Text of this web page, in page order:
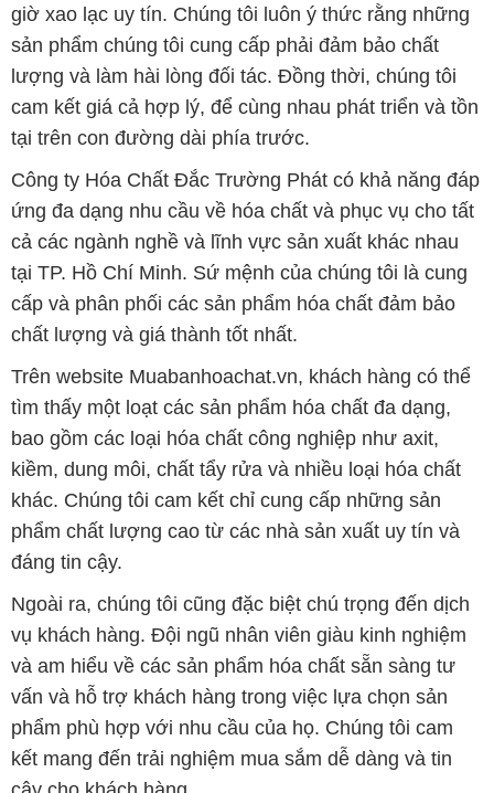
giờ xao lạc uy tín. Chúng tôi luôn ý thức rằng những
sản phẩm chúng tôi cung cấp phải đảm bảo chất
lượng và làm hài lòng đối tác. Đồng thời, chúng tôi
cam kết giá cả hợp lý, để cùng nhau phát triển và tồn
tại trên con đường dài phía trước.
Công ty Hóa Chất Đắc Trường Phát có khả năng đáp
ứng đa dạng nhu cầu về hóa chất và phục vụ cho tất
cả các ngành nghề và lĩnh vực sản xuất khác nhau
tại TP. Hồ Chí Minh. Sứ mệnh của chúng tôi là cung
cấp và phân phối các sản phẩm hóa chất đảm bảo
chất lượng và giá thành tốt nhất.
Trên website Muabanhoachat.vn, khách hàng có thể
tìm thấy một loạt các sản phẩm hóa chất đa dạng,
bao gồm các loại hóa chất công nghiệp như axit,
kiềm, dung môi, chất tẩy rửa và nhiều loại hóa chất
khác. Chúng tôi cam kết chỉ cung cấp những sản
phẩm chất lượng cao từ các nhà sản xuất uy tín và
đáng tin cậy.
Ngoài ra, chúng tôi cũng đặc biệt chú trọng đến dịch
vụ khách hàng. Đội ngũ nhân viên giàu kinh nghiệm
và am hiểu về các sản phẩm hóa chất sẵn sàng tư
vấn và hỗ trợ khách hàng trong việc lựa chọn sản
phẩm phù hợp với nhu cầu của họ. Chúng tôi cam
kết mang đến trải nghiệm mua sắm dễ dàng và tin